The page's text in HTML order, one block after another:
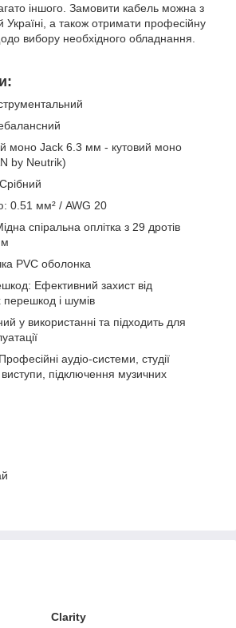
іншого. Замовити кабель можна з
Україні, а також отримати професійну
вибору необхідного обладнання.
моно Jack 6.3 мм - кутовий моно
by Neutrik)
0.51 мм² / AWG 20
спіральна оплітка з 29 дротів
PVC оболонка
Ефективний захист від
перешкод і шумів
у використанні та підходить для
аудіо-системи, студії
виступи, підключення музичних
Clarity